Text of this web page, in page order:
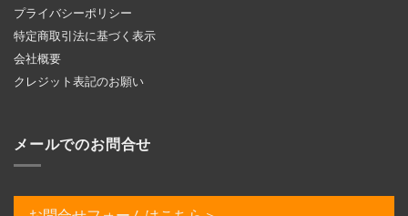
プライバシーポリシー
特定商取引法に基づく表示
会社概要
クレジット表記のお願い
メールでのお問合せ